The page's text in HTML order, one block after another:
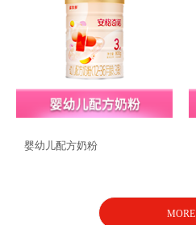
婴幼儿配方奶粉
MORE
企业文化
关于我们
品牌战略